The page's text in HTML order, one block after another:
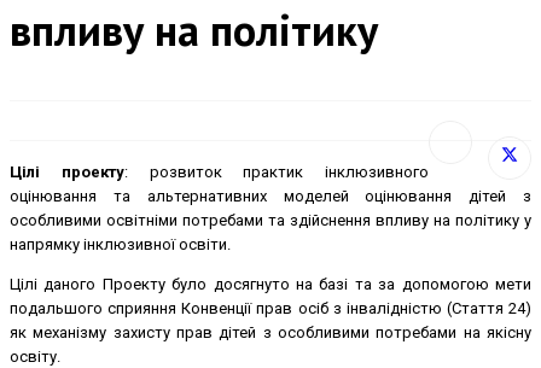
впливу на політику
Цілі проекту: розвиток практик інклюзивного
оцінювання та альтернативних моделей оцінювання дітей з
особливими освітніми потребами та здійснення впливу на політику у
напрямку інклюзивної освіти.
Цілі даного Проекту було досягнуто на базі та за допомогою мети
подальшого сприяння Конвенції прав осіб з інвалідністю (Стаття 24)
як механізму захисту прав дітей з особливими потребами на якісну
освіту.